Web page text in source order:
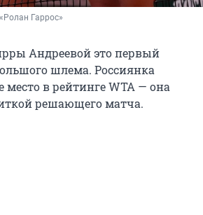
Гаррос»
Андреевой это первый
шлема. Россиянка
место в рейтинге WTA — она
решающего матча.